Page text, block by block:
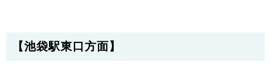
【池袋駅東口方面】